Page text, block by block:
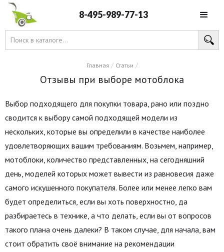
8-495-989-77-13
Главная / Статьи /
Отзывы при выборе мотоблока
Выбор подходящего для покупки товара, рано или поздно
сводится к выбору самой подходящей модели из
нескольких, которые вы определили в качестве наиболее
удовлетворяющих вашим требованиям. Возьмем, например,
мотоблоки, количество представленных, на сегодняшний
день, моделей которых может вывести из равновесия даже
самого искушенного покупателя. Более или менее легко вам
будет определиться, если вы хоть поверхностно, да
разбираетесь в технике, а что делать, если вы от вопросов
такого плана очень далеки? В таком случае, для начала, вам
стоит обратить своё внимание на рекомендации